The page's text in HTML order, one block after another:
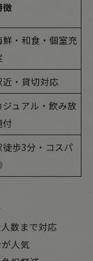
徴
鮮・和食・個室充
近・貸切対応
ジュアル・飲み放
付
徒歩3分・コスパ
数まで対応
人気